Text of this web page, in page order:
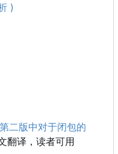
)
二版中对于闭包的
翻译，读者可用